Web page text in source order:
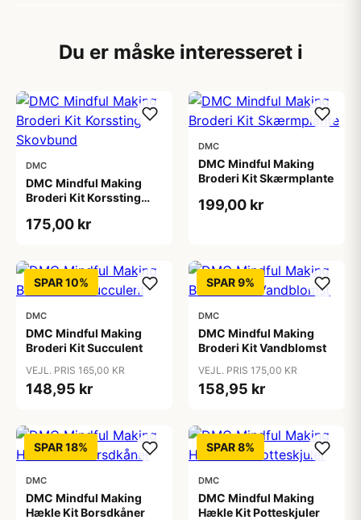
Du er måske interesseret i
DMC
DMC Mindful Making
Broderi Kit Korssting
175,00 kr
DMC
DMC Mindful Making
Broderi Kit Skærmplante
199,00 kr
SPAR 10%
DMC
DMC Mindful Making
Broderi Kit Succulent
VEJL. PRIS 165,00 KR
148,95 kr
SPAR 9%
DMC
DMC Mindful Making
Broderi Kit Vandblomst
VEJL. PRIS 175,00 KR
158,95 kr
SPAR 18%
DMC
DMC Mindful Making
Hækle Kit Borsdkåner
SPAR 8%
DMC
DMC Mindful Making
Hækle Kit Potteskjuler